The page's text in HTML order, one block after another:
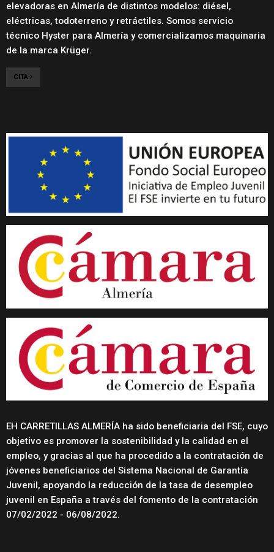
elevadoras en Almería de distintos modelos: diésel,
eléctricas, todoterreno y retráctiles. Somos servicio
técnico Hyster para Almería y comercializamos maquinaria
de la marca Krüger.
CITA
EH CARRETILLAS ALMERÍA ha sido beneficiaria del FSE, cuyo
objetivo es promover la sostenibilidad y la calidad en el
empleo, y gracias al que ha procedido a la contratación de
jóvenes beneficiarios del Sistema Nacional de Garantía
Juvenil, apoyando la reducción de la tasa de desempleo
juvenil en España a través del fomento de la contratación
07/02/2022 - 06/08/2022.